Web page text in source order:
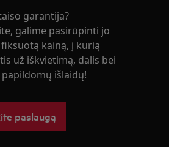
garantija?
galime pasirūpinti jo
kainą, į kurią
už iškvietimą, dalis bei
papildomų išlaidų!
paslaugą